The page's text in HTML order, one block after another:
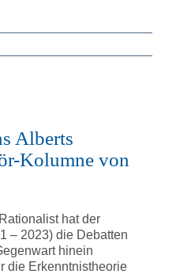
Alberts
Kolumne von
hat der
– 2023) die Debatten
hinein
die Erkenntnistheorie